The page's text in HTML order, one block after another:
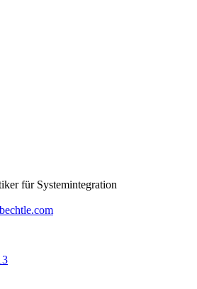
für Systemintegration